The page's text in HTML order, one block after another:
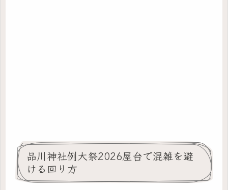
品川神社例大祭2026屋台で混雑を避
ける回り方